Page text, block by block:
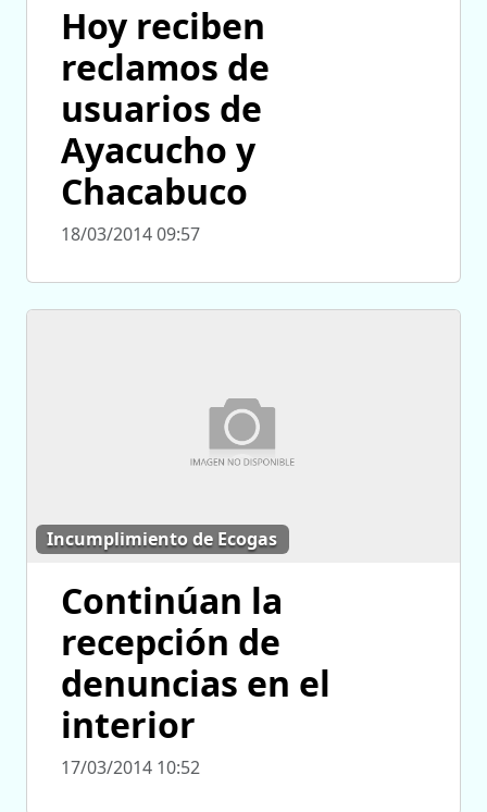
Hoy reciben
reclamos de
usuarios de
Ayacucho y
Chacabuco
18/03/2014 09:57
Incumplimiento de Ecogas
Continúan la
recepción de
denuncias en el
interior
17/03/2014 10:52